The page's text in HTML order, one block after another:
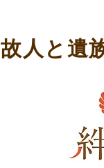
故人と遺